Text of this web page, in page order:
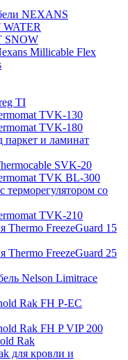
NEXANS
WATER
SNOW
Millicable Flex
TI
TVK-130
TVK-180
паркет и ламинат
SVK-20
TVK BL-300
терморегулятором со
TVK-210
Thermo FreezeGuard 15
Thermo FreezeGuard 25
Nelson Limitrace
Rak FH P-EC
Rak FH P VIP 200
Rak
для кровли и